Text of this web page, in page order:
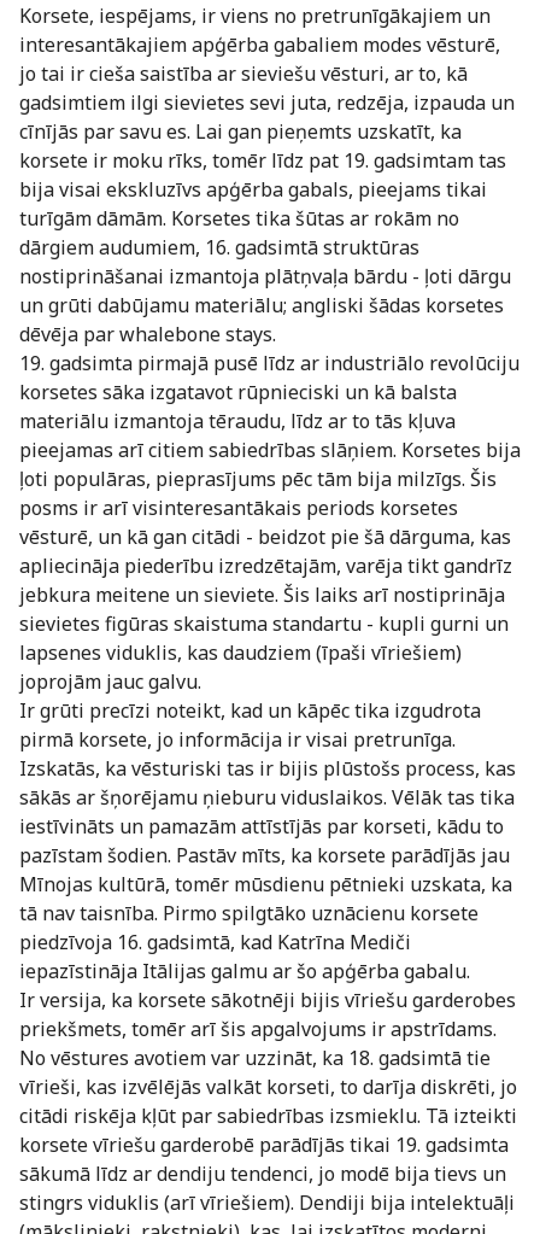
Korsete, iespējams, ir viens no pretrunīgākajiem un
interesantākajiem apģērba gabaliem modes vēsturē,
jo tai ir cieša saistība ar sieviešu vēsturi, ar to, kā
gadsimtiem ilgi sievietes sevi juta, redzēja, izpauda un
cīnījās par savu es. Lai gan pieņemts uzskatīt, ka
korsete ir moku rīks, tomēr līdz pat 19. gadsimtam tas
bija visai ekskluzīvs apģērba gabals, pieejams tikai
turīgām dāmām. Korsetes tika šūtas ar rokām no
dārgiem audumiem, 16. gadsimtā struktūras
nostiprināšanai izmantoja plātņvaļa bārdu - ļoti dārgu
un grūti dabūjamu materiālu; angliski šādas korsetes
dēvēja par whalebone stays.
19. gadsimta pirmajā pusē līdz ar industriālo revolūciju
korsetes sāka izgatavot rūpnieciski un kā balsta
materiālu izmantoja tēraudu, līdz ar to tās kļuva
pieejamas arī citiem sabiedrības slāņiem. Korsetes bija
ļoti populāras, pieprasījums pēc tām bija milzīgs. Šis
posms ir arī visinteresantākais periods korsetes
vēsturē, un kā gan citādi - beidzot pie šā dārguma, kas
apliecināja piederību izredzētajām, varēja tikt gandrīz
jebkura meitene un sieviete. Šis laiks arī nostiprināja
sievietes figūras skaistuma standartu - kupli gurni un
lapsenes viduklis, kas daudziem (īpaši vīriešiem)
joprojām jauc galvu.
Ir grūti precīzi noteikt, kad un kāpēc tika izgudrota
pirmā korsete, jo informācija ir visai pretrunīga.
Izskatās, ka vēsturiski tas ir bijis plūstošs process, kas
sākās ar šņorējamu ņieburu viduslaikos. Vēlāk tas tika
iestīvināts un pamazām attīstījās par korseti, kādu to
pazīstam šodien. Pastāv mīts, ka korsete parādījās jau
Mīnojas kultūrā, tomēr mūsdienu pētnieki uzskata, ka
tā nav taisnība. Pirmo spilgtāko uznācienu korsete
piedzīvoja 16. gadsimtā, kad Katrīna Mediči
iepazīstināja Itālijas galmu ar šo apģērba gabalu.
Ir versija, ka korsete sākotnēji bijis vīriešu garderobes
priekšmets, tomēr arī šis apgalvojums ir apstrīdams.
No vēstures avotiem var uzzināt, ka 18. gadsimtā tie
vīrieši, kas izvēlējās valkāt korseti, to darīja diskrēti, jo
citādi riskēja kļūt par sabiedrības izsmieklu. Tā izteikti
korsete vīriešu garderobē parādījās tikai 19. gadsimta
sākumā līdz ar dendiju tendenci, jo modē bija tievs un
stingrs viduklis (arī vīriešiem). Dendiji bija intelektuāļi